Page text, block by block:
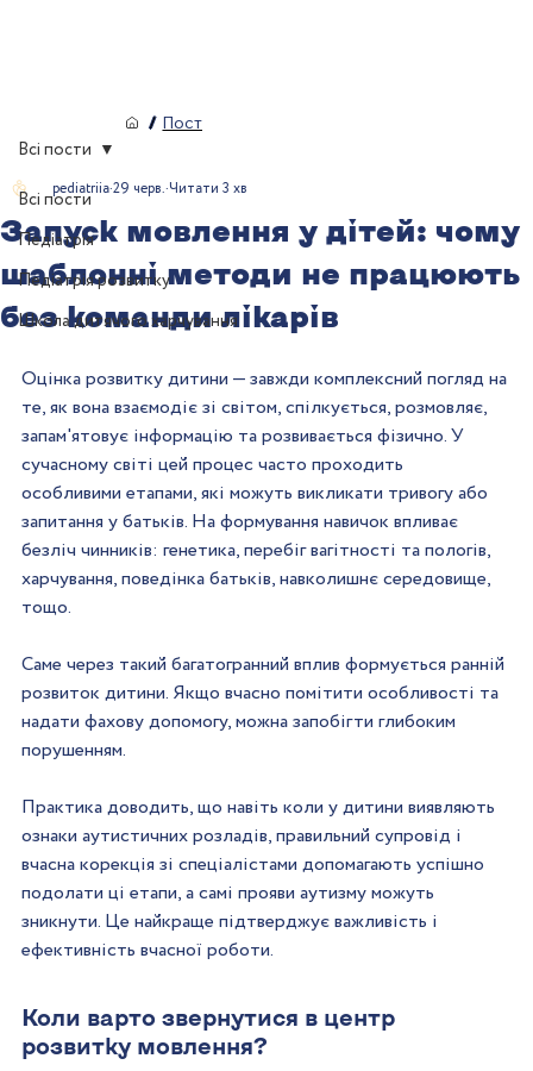
/ Пост
Всі пости
Педіатрія
Педіатрія розвитку
Школа дитячого харчування
Всі пости
Запуск мовлення у дітей: чому
шаблонні методи не працюють
без команди лікарів
pediatriia29 черв. Читати 3 хв
Оцінка розвитку дитини — завжди комплексний погляд на
те, як вона взаємодіє зі світом, спілкується, розмовляє,
запам'ятовує інформацію та розвивається фізично. У
сучасному світі цей процес часто проходить
особливими етапами, які можуть викликати тривогу або
запитання у батьків. На формування навичок впливає
безліч чинників: генетика, перебіг вагітності та пологів,
харчування, поведінка батьків, навколишнє середовище,
тощо.
Саме через такий багатогранний вплив формується ранній
розвиток дитини. Якщо вчасно помітити особливості та
надати фахову допомогу, можна запобігти глибоким
порушенням.
Практика доводить, що навіть коли у дитини виявляють
ознаки аутистичних розладів, правильний супровід і
вчасна корекція зі спеціалістами допомагають успішно
подолати ці етапи, а самі прояви аутизму можуть
зникнути. Це найкраще підтверджує важливість і
ефективність вчасної роботи.
Коли варто звернутися в центр
розвитку мовлення?